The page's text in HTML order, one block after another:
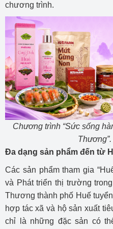
chương trình.
Chương trình “Sức sống
Đa dạng sản phẩm đến từ
Các sản phẩm tham gia
và Phát triển thị trường
Thương thành phố Huế
hợp tác xã và hộ sản xuất
chỉ là những đặc sản có